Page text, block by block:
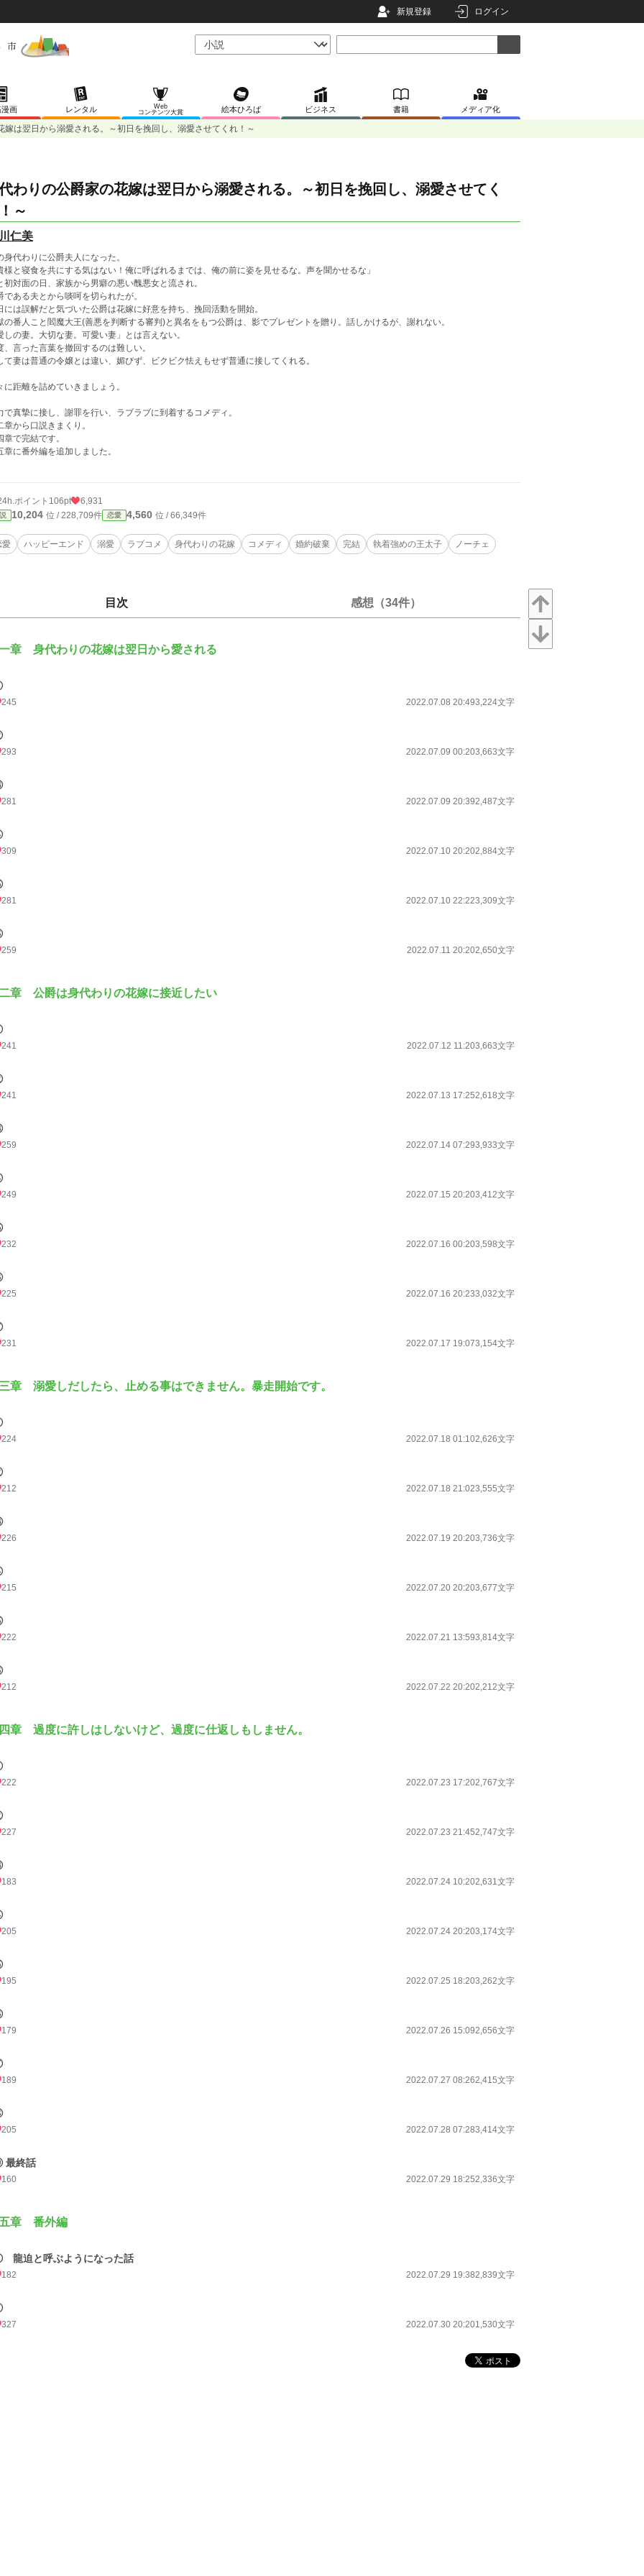
新規登録 ログイン
画 レンタル
Web
コンテンツ大賞
絵本ひろば ビジネス 書籍 メディア化
嫁は翌日から溺愛される。～初日を挽回し、溺愛させてくれ！～
わりの公爵家の花嫁は翌日から溺愛される。～初日を挽回し、溺愛させてく
～
仁美
身代わりに公爵夫人になった。
様と寝食を共にする気はない！俺に呼ばれるまでは、俺の前に姿を見せるな。声を聞かせるな」
初対面の日、家族から男癖の悪い醜悪女と流され。
である夫とから啖呵を切られたが。
には誤解だと気づいた公爵は花嫁に好意を持ち、挽回活動を開始。
の番人こと閻魔大王(善悪を判断する審判)と異名をもつ公爵は、影でプレゼントを贈り。話しかけるが、謝れない。
しの妻。大切な妻。可愛い妻」とは言えない。
、言った言葉を撤回するのは難しい。
て妻は普通の令嬢とは違い、媚びず、ビクビク怯えもせず普通に接してくれる。
に距離を詰めていきましょう。
で真摯に接し、謝罪を行い、ラブラブに到着するコメディ。
章から口説きまくり。
章で完結です。
章に番外編を追加しました。
ポイント 106pt 6,931
10,204 位 / 228,709件 恋愛 4,560 位 / 66,349件
愛 ハッピーエンド 溺愛 ラブコメ 身代わりの花嫁 コメディ 婚約破棄 完結 執着強めの王太子 ノーチェ
目次 感想（34件）
章 身代わりの花嫁は翌日から愛される
245 2022.07.08 20:493,224文字
293 2022.07.09 00:203,663文字
281 2022.07.09 20:392,487文字
309 2022.07.10 20:202,884文字
281 2022.07.10 22:223,309文字
259 2022.07.11 20:202,650文字
章 公爵は身代わりの花嫁に接近したい
241 2022.07.12 11:203,663文字
241 2022.07.13 17:252,618文字
259 2022.07.14 07:293,933文字
249 2022.07.15 20:203,412文字
232 2022.07.16 00:203,598文字
225 2022.07.16 20:233,032文字
231 2022.07.17 19:073,154文字
章 溺愛しだしたら、止める事はできません。暴走開始です。
224 2022.07.18 01:102,626文字
212 2022.07.18 21:023,555文字
226 2022.07.19 20:203,736文字
215 2022.07.20 20:203,677文字
222 2022.07.21 13:593,814文字
212 2022.07.22 20:202,212文字
章 過度に許しはしないけど、過度に仕返しもしません。
222 2022.07.23 17:202,767文字
227 2022.07.23 21:452,747文字
183 2022.07.24 10:202,631文字
205 2022.07.24 20:203,174文字
195 2022.07.25 18:203,262文字
179 2022.07.26 15:092,656文字
189 2022.07.27 08:262,415文字
205 2022.07.28 07:283,414文字
最終話
160 2022.07.29 18:252,336文字
章 番外編
龍迫と呼ぶようになった話
182 2022.07.29 19:382,839文字
327 2022.07.30 20:201,530文字